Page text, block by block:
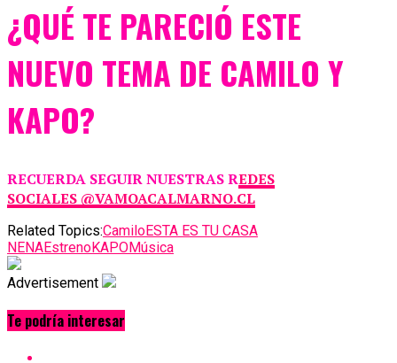
¿QUÉ TE PARECIÓ ESTE
NUEVO TEMA DE CAMILO Y
KAPO?
RECUERDA SEGUIR NUESTRAS REDES
SOCIALES @VAMOACALMARNO.CL
Related Topics:CamiloESTA ES TU CASA
NENAEstrenoKAPOMúsica
Advertisement
Te podría interesar